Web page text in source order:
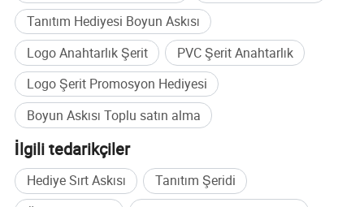
Tanıtım Hediyesi Boyun Askısı
Logo Anahtarlık Şerit
PVC Şerit Anahtarlık
Logo Şerit Promosyon Hediyesi
Boyun Askısı Toplu satın alma
İlgili tedarikçiler
Hediye Sırt Askısı
Tanıtım Şeridi